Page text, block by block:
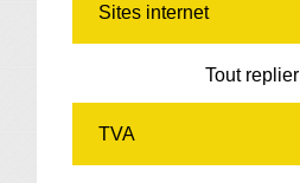
Sites internet
Tout replier
TVA